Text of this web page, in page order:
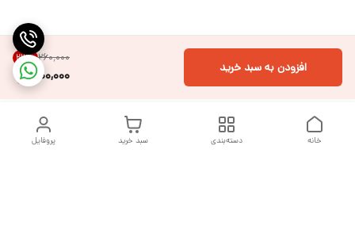
۲۶۰٬۰۰۰ 23%
200,000 افزودن به سبد خرید
پروفایل سبد خرید دسته‌بندی خانه